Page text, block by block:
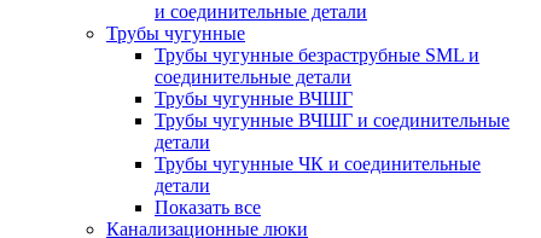
и соединительные детали
Трубы чугунные
Трубы чугунные безраструбные SML и
соединительные детали
Трубы чугунные ВЧШГ
Трубы чугунные ВЧШГ и соединительные
детали
Трубы чугунные ЧК и соединительные
детали
Показать все
Канализационные люки